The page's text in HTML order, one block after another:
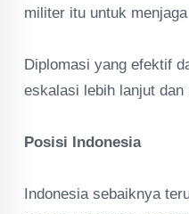
militer itu untuk
Diplomasi yang efektif
eskalasi lebih lanjut
‎Posisi Indonesia
‎Indonesia sebaiknya